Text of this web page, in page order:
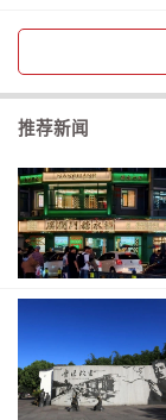
作用也相对有限
东京经济大
利率，是因为担
推荐新闻